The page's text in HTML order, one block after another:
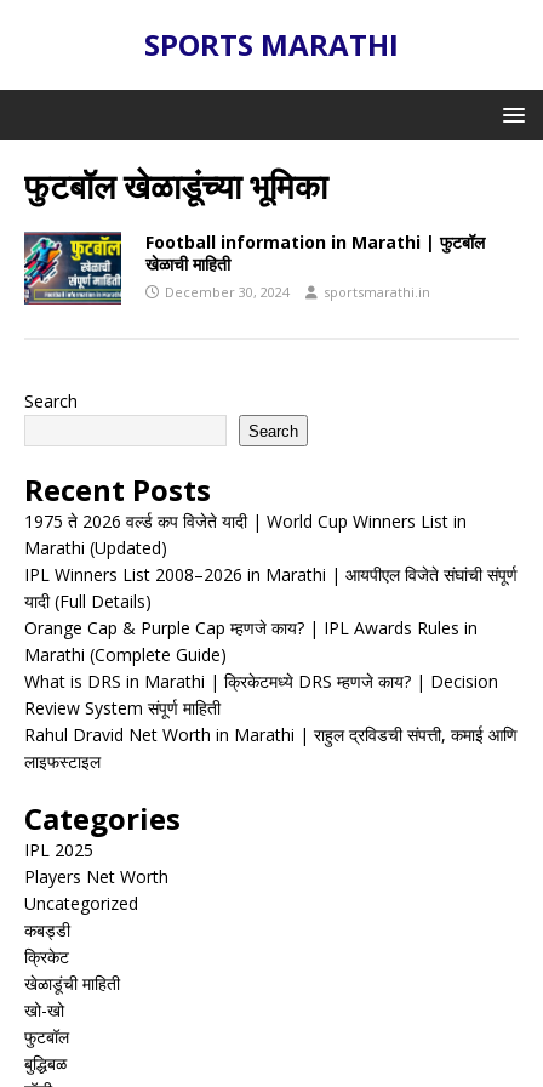
SPORTS MARATHI
फुटबॉल खेळाडूंच्या भूमिका
Football information in Marathi | फुटबॉल
खेळाची माहिती
December 30, 2024 sportsmarathi.in
Search
Search
Recent Posts
1975 ते 2026 वर्ल्ड कप विजेते यादी | World Cup Winners List in
Marathi (Updated)
IPL Winners List 2008–2026 in Marathi | आयपीएल विजेते संघांची संपूर्ण
यादी (Full Details)
Orange Cap & Purple Cap म्हणजे काय? | IPL Awards Rules in
Marathi (Complete Guide)
What is DRS in Marathi | क्रिकेटमध्ये DRS म्हणजे काय? | Decision
Review System संपूर्ण माहिती
Rahul Dravid Net Worth in Marathi | राहुल द्रविडची संपत्ती, कमाई आणि
लाइफस्टाइल
Categories
IPL 2025
Players Net Worth
Uncategorized
कबड्डी
क्रिकेट
खेळाडूंची माहिती
खो-खो
फुटबॉल
बुद्धिबळ